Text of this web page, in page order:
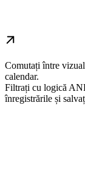
Comutați între
calendar.
Filtrați cu logică
înregistrările și